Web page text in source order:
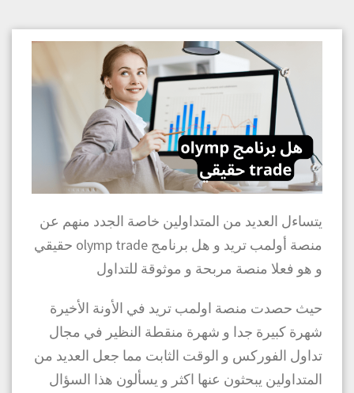
يتساءل العديد من المتداولين خاصة الجدد منهم عن
منصة أولمب تريد و هل برنامج olymp trade حقيقي
و هو فعلا منصة مربحة و موثوقة للتداول
حيث حصدت منصة اولمب تريد في الأونة الأخيرة
شهرة كبيرة جدا و شهرة منقطة النظير في مجال
تداول الفوركس و الوقت الثابت مما جعل العديد من
المتداولين يبحثون عنها اكثر و يسألون هذا السؤال